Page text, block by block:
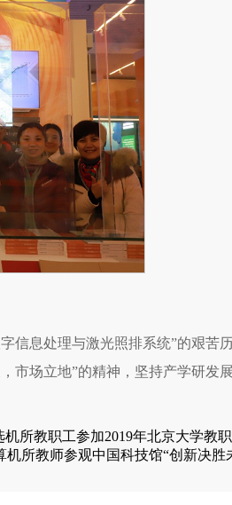
信息处理与激光照排系统”的艰苦
市场立地”的精神，坚持产学研发
机所教职工参加2019年北京大学教
机所教师参观中国科技馆“创新决胜